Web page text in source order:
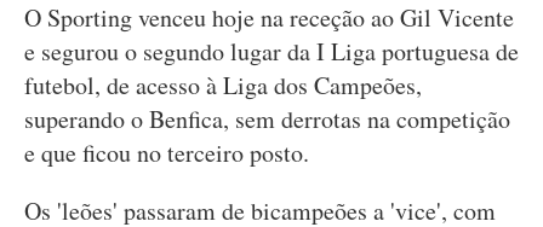
O Sporting venceu hoje na receção ao Gil Vicente
e segurou o segundo lugar da I Liga portuguesa de
futebol, de acesso à Liga dos Campeões,
superando o Benfica, sem derrotas na competição
e que ficou no terceiro posto.
Os 'leões' passaram de bicampeões a 'vice', com